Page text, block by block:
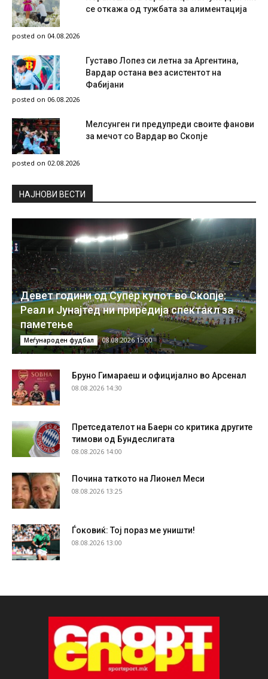
се откажа од тужбата за алиментација
posted on 04.08.2026
Густаво Лопез си летна за Аргентина,
Вардар остана вез асистентот на
Фабијани
posted on 06.08.2026
Мелсунген ги предупреди своите фанови
за мечот со Вардар во Скопје
posted on 02.08.2026
НAЈНОВИ ВЕСТИ
Девет години од Супер купот во Скопје:
Реал и Јунајтед ни приредија спектакл за
паметење
Меѓународен фудбал 08.08.2026 15:00
Бруно Гимараеш и официјално во Арсенал
08.08.2026 14:30
Претседателот на Баерн со критика другите
тимови од Бундеслигата
08.08.2026 14:00
Почина таткото на Лионел Меси
08.08.2026 13:25
Ѓоковиќ: Тој пораз ме уништи!
08.08.2026 13:00